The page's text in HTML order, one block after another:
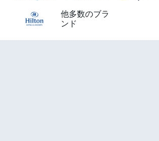
他多数のブラ
ンド